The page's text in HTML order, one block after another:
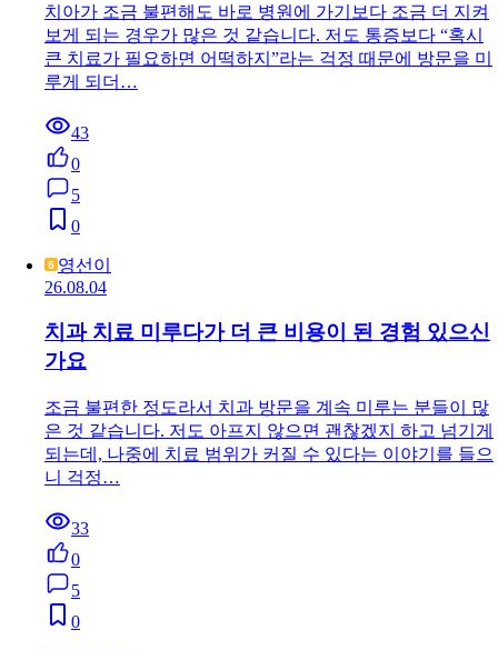
치아가 조금 불편해도 바로 병원에 가기보다 조금 더 지켜
보게 되는 경우가 많은 것 같습니다. 저도 통증보다 “혹시
큰 치료가 필요하면 어떡하지”라는 걱정 때문에 방문을 미
루게 되더…
43
0
5
0
영선이
26.08.04
치과 치료 미루다가 더 큰 비용이 된 경험 있으신
가요
조금 불편한 정도라서 치과 방문을 계속 미루는 분들이 많
은 것 같습니다. 저도 아프지 않으면 괜찮겠지 하고 넘기게
되는데, 나중에 치료 범위가 커질 수 있다는 이야기를 들으
니 걱정…
33
0
5
0